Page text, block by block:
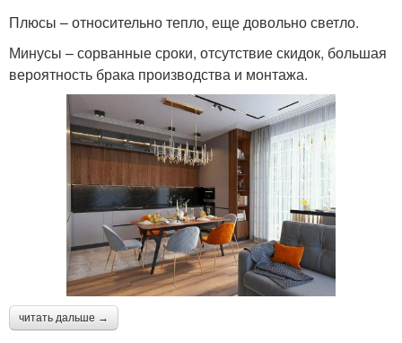
Плюсы – относительно тепло, еще довольно светло.
Минусы – сорванные сроки, отсутствие скидок, большая
вероятность брака производства и монтажа.
читать дальше →